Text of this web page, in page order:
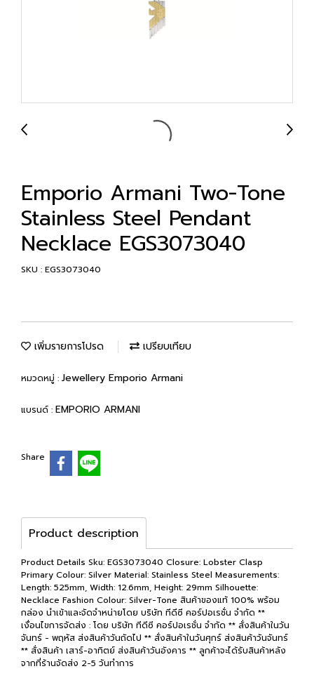
Emporio Armani Two-Tone
Stainless Steel Pendant
Necklace EGS3073040
SKU : EGS3073040
เพิ่มรายการโปรด เปรียบเทียบ
หมวดหมู่ : Jewellery Emporio Armani
แบรนด์ : EMPORIO ARMANI
Share
Product description
Product Details Sku: EGS3073040 Closure: Lobster Clasp
Primary Colour: Silver Material: Stainless Steel Measurements:
Length: 525mm, Width: 12.6mm, Height: 29mm Silhouette:
Necklace Fashion Colour: Silver-Tone สินค้าของแท้ 100% พร้อม
กล่อง นำเข้าและจัดจำหน่ายโดย บริษัท ทีดีซี คอร์ปอเรชั่น จำกัด **
เงื่อนไขการจัดส่ง : โดย บริษัท ทีดีซี คอร์ปอเรชั่น จำกัด ** สั่งสินค้าในวัน
จันทร์ - พฤหัส ส่งสินค้าวันถัดไป ** สั่งสินค้าในวันศุกร์ ส่งสินค้าวันจันทร์
** สั่งสินค้า เสาร์-อาทิตย์ ส่งสินค้าวันอังคาร ** ลูกค้าจะได้รับสินค้าหลัง
จากที่ร้านจัดส่ง 2-5 วันทำการ